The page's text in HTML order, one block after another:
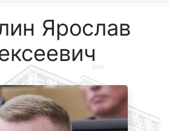
Ярослав